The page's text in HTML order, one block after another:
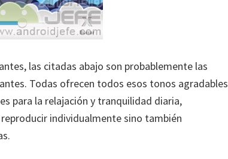
las citadas abajo son probablemente las
Todas ofrecen todos esos tonos agradables
para la relajación y tranquilidad diaria,
individualmente sino también